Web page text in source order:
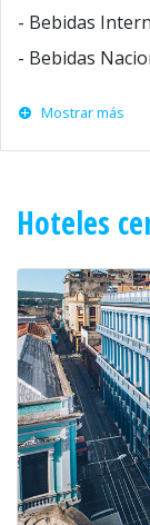
- Bebidas
- Bebidas
Mostrar más
Hoteles